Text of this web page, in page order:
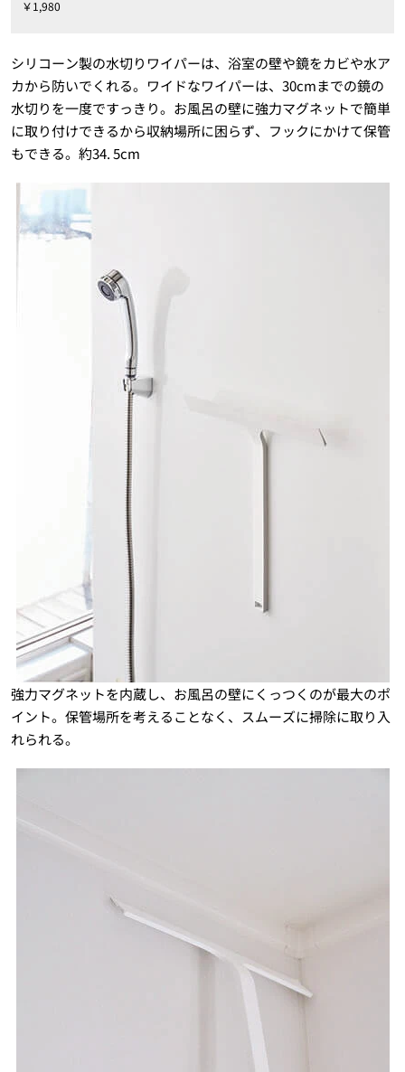
￥1,980
シリコーン製の水切りワイパーは、浴室の壁や鏡をカビや水ア
カから防いでくれる。ワイドなワイパーは、30cmまでの鏡の
水切りを一度ですっきり。お風呂の壁に強力マグネットで簡単
に取り付けできるから収納場所に困らず、フックにかけて保管
もできる。約34. 5cm
強力マグネットを内蔵し、お風呂の壁にくっつくのが最大のポ
イント。保管場所を考えることなく、スムーズに掃除に取り入
れられる。